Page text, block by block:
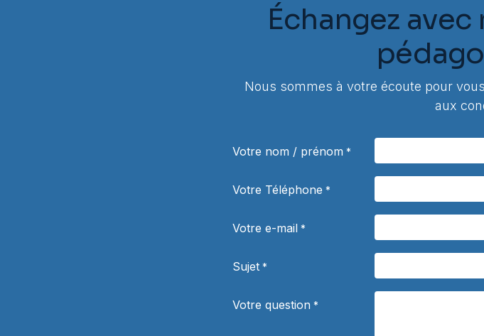
Échangez
Nous sommes à votre écoute pour
aux
Votre nom / prénom *
Votre Téléphone *
Votre e-mail *
Sujet *
Votre question *